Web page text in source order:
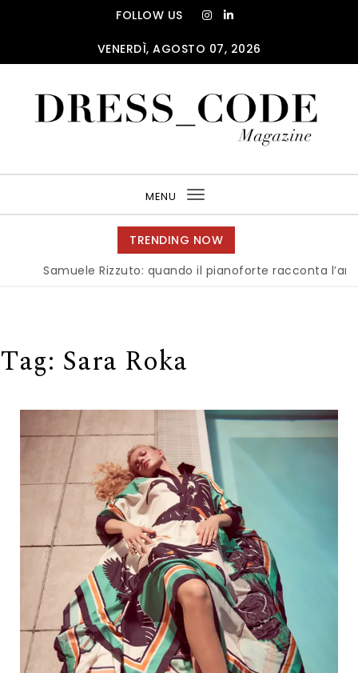
FOLLOW US
VENERDÌ, AGOSTO 07, 2026
MENU
Toggle
navigation
TRENDING NOW
Samuele Rizzuto: quando il pianoforte racconta l’anima
Tag: Sara Roka